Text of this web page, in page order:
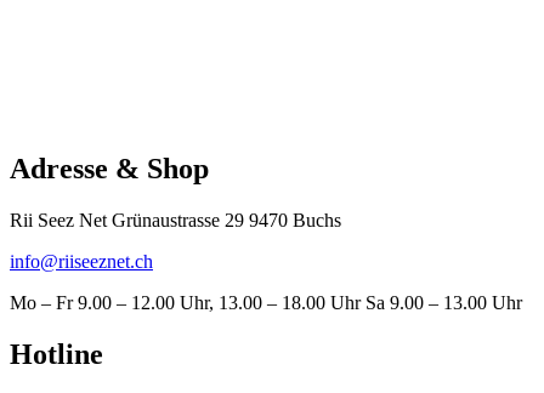
Adresse & Shop
Rii Seez Net Grünaustrasse 29 9470 Buchs
info@riiseeznet.ch
Mo – Fr 9.00 – 12.00 Uhr, 13.00 – 18.00 Uhr Sa 9.00 – 13.00 Uhr
Hotline